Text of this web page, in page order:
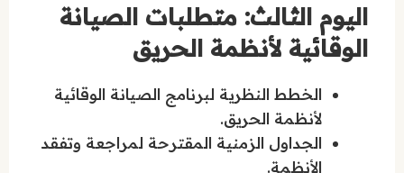
اليوم الثالث: متطلبات الصيانة
الوقائية لأنظمة الحريق
الخطط النظرية لبرنامج الصيانة الوقائية
لأنظمة الحريق.
الجداول الزمنية المقترحة لمراجعة وتفقد
الأنظمة.